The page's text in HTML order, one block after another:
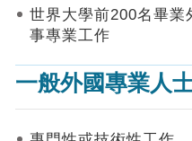
及
工
世界大學前200名畢業
事專業工作
一般外國專業人